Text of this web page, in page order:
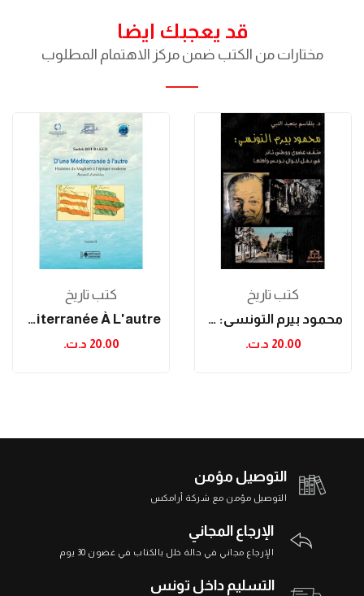
قد يعجبك ايضا
مختارات من الكتب ضمن مركز الاهتمام المطلوب
كتب تاريخ
D'une Méditerranée À L'autre
20.00 د.ت.‏
كتب تاريخ
محمود بيرم التونسي: مثقف عضوي ووطني ثائر في نقل...
20.00 د.ت.‏
التوصيل مؤمن
التوصيل مؤمن مع شركة أرامكس
الإرجاع المجاني
الإرجاع مجاني في حالة خلل بالكتاب في غضون 30 يوم
التسليم داخل تونس